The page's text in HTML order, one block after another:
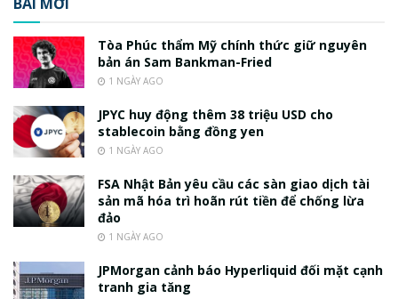
Tòa Phúc thẩm Mỹ chính thức giữ nguyên
bản án Sam Bankman-Fried
1 NGÀY AGO
JPYC huy động thêm 38 triệu USD cho
stablecoin bằng đồng yen
1 NGÀY AGO
FSA Nhật Bản yêu cầu các sàn giao dịch tài
sản mã hóa trì hoãn rút tiền để chống lừa
đảo
1 NGÀY AGO
JPMorgan cảnh báo Hyperliquid đối mặt cạnh
tranh gia tăng